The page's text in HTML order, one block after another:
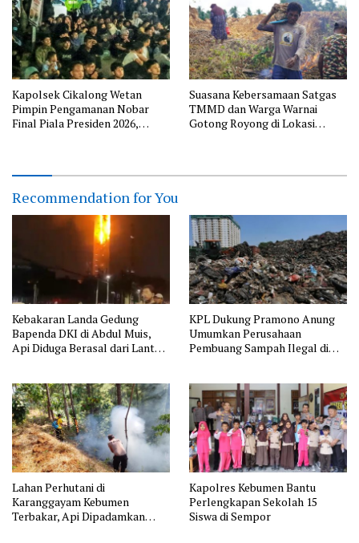
Kapolsek Cikalong Wetan
Pimpin Pengamanan Nobar
Final Piala Presiden 2026,
Suasana Kebersamaan Satgas
TMMD dan Warga Warnai
Gotong Royong di Lokasi
Recommendation for You
Kebakaran Landa Gedung
Bapenda DKI di Abdul Muis,
Api Diduga Berasal dari Lantai
KPL Dukung Pramono Anung
Umumkan Perusahaan
Pembuang Sampah Ilegal di
Lahan Perhutani di
Karanggayam Kebumen
Terbakar, Api Dipadamkan
Kapolres Kebumen Bantu
Perlengkapan Sekolah 15
Siswa di Sempor